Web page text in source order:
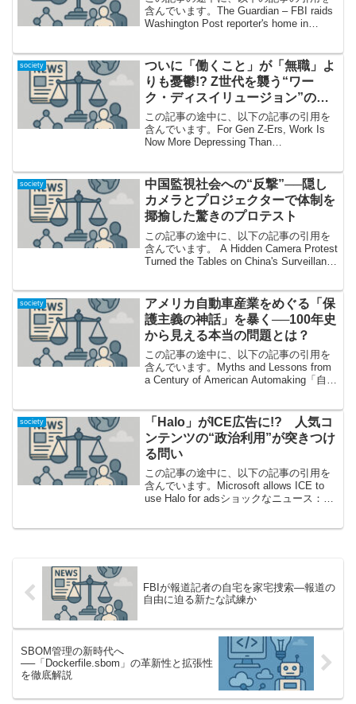
含んでいます。The Guardian – FBI raids
Washington Post reporter's home in
society
ついに「働くこと」が「無職」よ
りも憂鬱!? Z世代を襲う“ワー
ク・ディスイリュージョン”の正
体とは
この記事の途中に、以下の記事の引用を
含んでいます。For Gen Z-Ers, Work Is
Now More Depressing Than
も若者の...
society
中国監視社会への“反撃”──隠し
カメラとプロジェクターで体制を
揶揄した驚きのプロテスト
この記事の途中に、以下の記事の引用を
含んでいます。 A Hidden Camera Protest
Turned the Tables on China's Surveillance
society
アメリカ自動車産業をめぐる「保
護主義の神話」を暴く──100年史
から見える本当の問題とは？
この記事の途中に、以下の記事の引用を
含んでいます。Myths and Lessons from
a Century of American Automaking「自動
て...
society
「Halo」がICE広告に!? 人気コ
ンテンツの“政治利用”が突きつけ
る問い
この記事の途中に、以下の記事の引用を
含んでいます。Microsoft allows ICE to
use Halo for adsショックなニュース：
FBIが報道記者の自宅を家宅捜索—報道の
自由に迫る新たな試練か
SBOM管理の新時代へ
──「Dockerfile.sbom」の革新性と拡張性
を徹底解説